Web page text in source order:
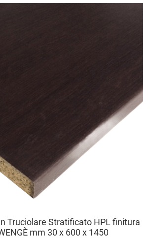
Truciolare Stratificato HPL finitura
mm 30 x 600 x 1450